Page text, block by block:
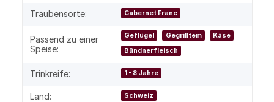
Traubensorte: Cabernet Franc
Passend zu einer
Speise:
Geflügel Gegrilltem
Käse
Bündnerfleisch
Trinkreife: 1 - 8 Jahre
Land: Schweiz